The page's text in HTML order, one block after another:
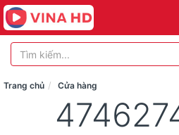
Trang chủ Cửa hàng